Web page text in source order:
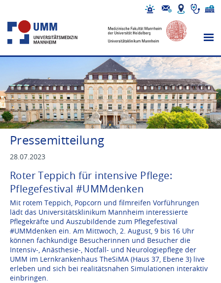
Pressemitteilung
28.07.2023
Roter Teppich für intensive Pflege:
Pflegefestival #UMMdenken
Mit rotem Teppich, Popcorn und filmreifen Vorführungen
lädt das Universitätsklinikum Mannheim interessierte
Pflegekräfte und Auszubildende zum Pflegefestival
#UMMdenken ein. Am Mittwoch, 2. August, 9 bis 16 Uhr
können fachkundige Besucherinnen und Besucher die
Intensiv-, Anästhesie-, Notfall- und Neurologiepflege der
UMM im Lernkrankenhaus TheSiMA (Haus 37, Ebene 3) live
erleben und sich bei realitätsnahen Simulationen interaktiv
einbringen.